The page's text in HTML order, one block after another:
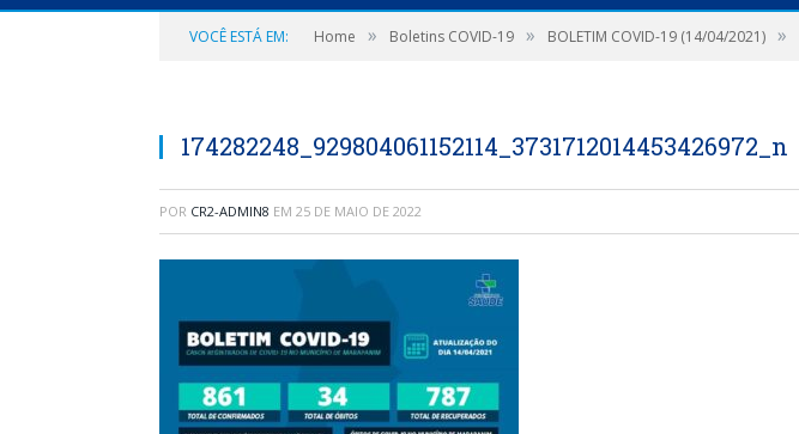
VOCÊ ESTÁ EM: Home » Boletins COVID-19 » BOLETIM COVID-19 (14/04/2021) »
174282248_929804061152114_3731712014453426972_n
POR CR2-ADMIN8 EM 25 DE MAIO DE 2022